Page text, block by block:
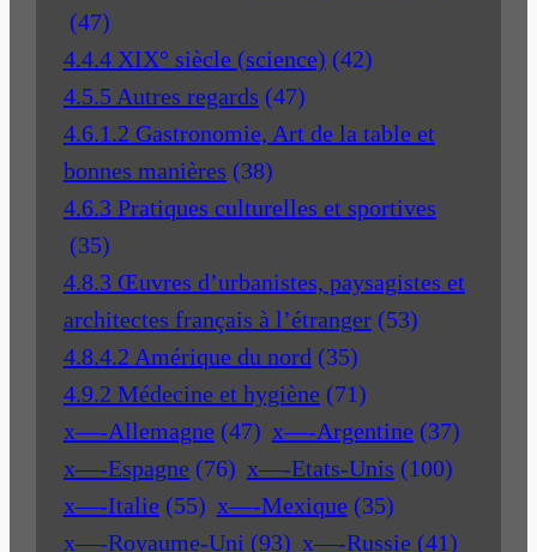
(47)
4.4.4 XIX° siècle (science) (42)
4.5.5 Autres regards (47)
4.6.1.2 Gastronomie, Art de la table et
bonnes manières (38)
4.6.3 Pratiques culturelles et sportives
(35)
4.8.3 Œuvres d’urbanistes, paysagistes et
architectes français à l’étranger (53)
4.8.4.2 Amérique du nord (35)
4.9.2 Médecine et hygiène (71)
x—-Allemagne (47) x—-Argentine (37)
x—-Espagne (76) x—-Etats-Unis (100)
x—-Italie (55) x—-Mexique (35)
x—-Royaume-Uni (93) x—-Russie (41)